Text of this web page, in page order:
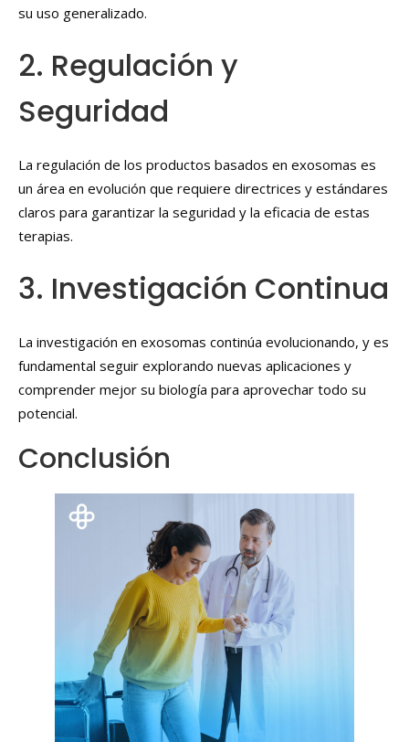
su uso generalizado.
2. Regulación y
Seguridad
La regulación de los productos basados en exosomas es
un área en evolución que requiere directrices y estándares
claros para garantizar la seguridad y la eficacia de estas
terapias.
3. Investigación Continua
La investigación en exosomas continúa evolucionando, y es
fundamental seguir explorando nuevas aplicaciones y
comprender mejor su biología para aprovechar todo su
potencial.
Conclusión